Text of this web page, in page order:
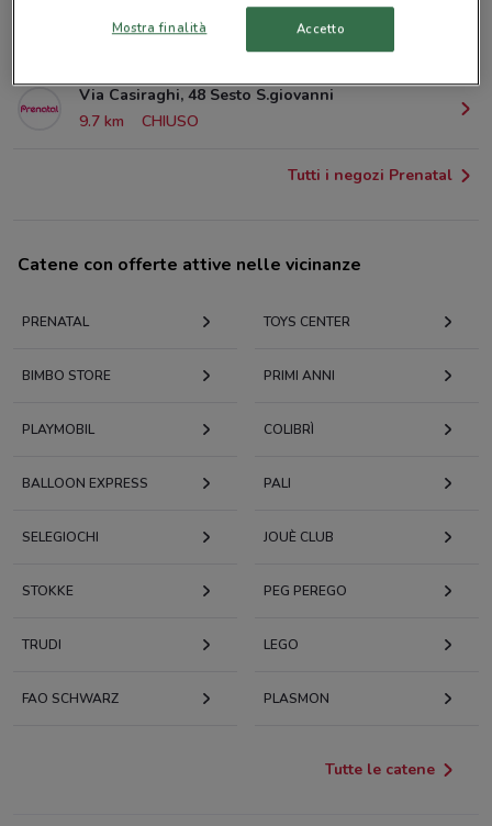
Rotatoria Via Milano Baranzate
7.2 km
Via Casiraghi, 48 Sesto S.giovanni
9.7 km
CHIUSO
Tutti i negozi Prenatal
Catene con offerte attive nelle vicinanze
PRENATAL TOYS CENTER
BIMBO STORE PRIMI ANNI
PLAYMOBIL COLIBRÌ
BALLOON EXPRESS PALI
SELEGIOCHI JOUÈ CLUB
STOKKE PEG PEREGO
TRUDI LEGO
FAO SCHWARZ PLASMON
Tutte le catene
Mostra finalità Accetto